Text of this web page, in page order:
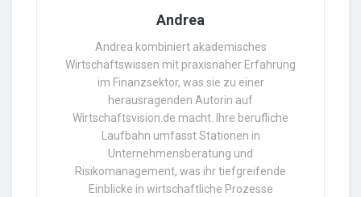
Andrea
Andrea kombiniert akademisches
Wirtschaftswissen mit praxisnaher Erfahrung
im Finanzsektor, was sie zu einer
herausragenden Autorin auf
Wirtschaftsvision.de macht. Ihre berufliche
Laufbahn umfasst Stationen in
Unternehmensberatung und
Risikomanagement, was ihr tiefgreifende
Einblicke in wirtschaftliche Prozesse